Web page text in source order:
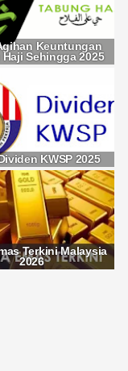
Keuntungan
Sehingga 2025
KWSP 2025
Terkini Malaysia
2026